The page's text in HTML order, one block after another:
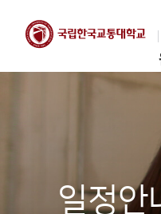
한국교통대학
대학일자
일정안